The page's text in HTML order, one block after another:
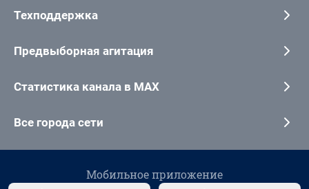
Техподдержка
Предвыборная агитация
Статистика канала в MAX
Все города сети
Мобильное приложение